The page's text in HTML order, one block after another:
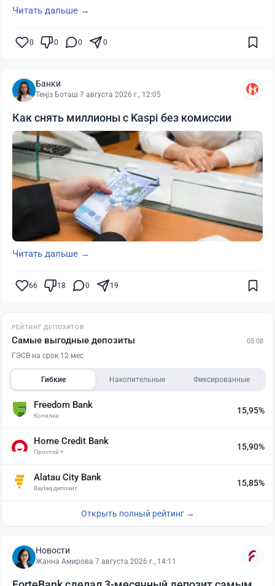
Читать дальше →
0 0 0 0
Банки
Теңіз Боташ·7 августа 2026 г., 12:05
Как снять миллионы с Kaspi без комиссии
Читать дальше →
66 18 0 19
РЕЙТИНГ ДЕПОЗИТОВ
Самые выгодные депозиты 05.08
ГЭСВ на срок 12 мес
Гибкие Накопительные Фиксированные
Freedom Bank
Копилка
15,95%
Home Credit Bank
Простой +
15,90%
Alatau City Bank
Baytaq депозит
15,85%
Открыть полный рейтинг →
Новости
Жанна Амирова·7 августа 2026 г., 14:11